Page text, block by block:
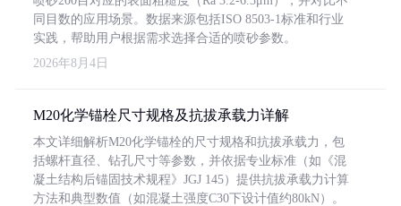
同目数的应用场景。数据来源包括ISO 8503-1标准和行业
实践，帮助用户根据需求选择合适的喷砂参数。
2026年8月4日
M20化学锚栓尺寸规格及抗拔承载力详解
本文详细解析M20化学锚栓的尺寸规格和抗拔承载力，包
括螺杆直径、钻孔尺寸等参数，并依据专业标准（如《混
凝土结构后锚固技术规程》JGJ 145）提供抗拔承载力计算
方法和典型数值（如混凝土强度C30下设计值约80kN）。